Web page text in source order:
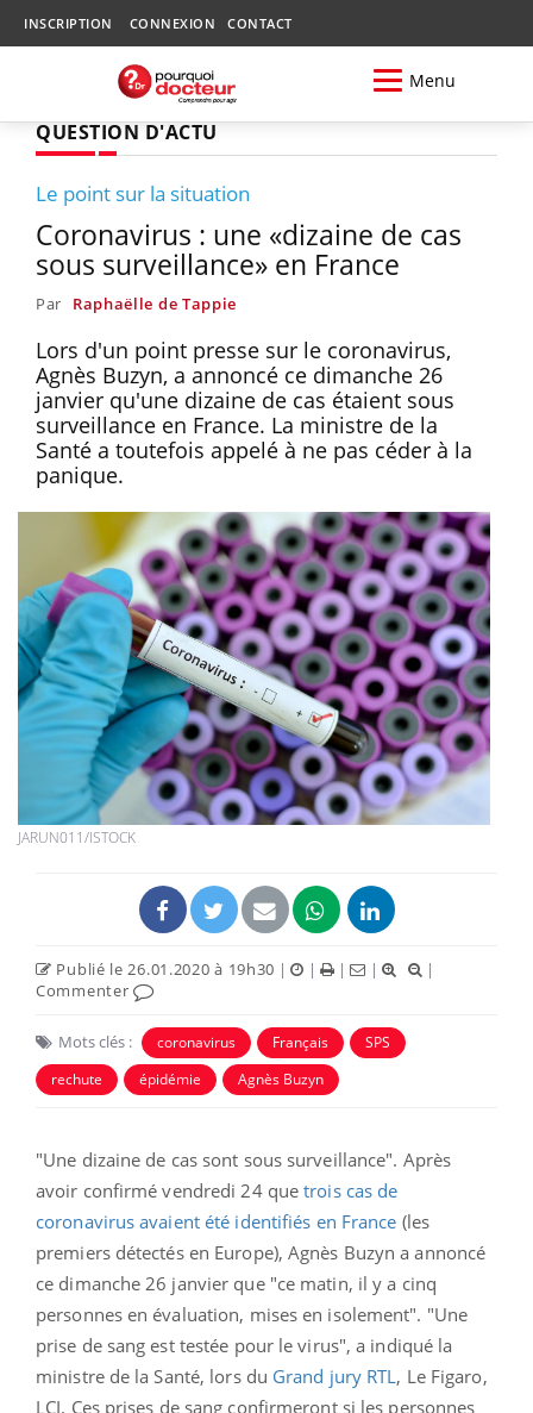
INSCRIPTION CONNEXION CONTACT
Menu
QUESTION D'ACTU
Le point sur la situation
Coronavirus : une «dizaine de cas
sous surveillance» en France
Par Raphaëlle de Tappie
Lors d'un point presse sur le coronavirus,
Agnès Buzyn, a annoncé ce dimanche 26
janvier qu'une dizaine de cas étaient sous
surveillance en France. La ministre de la
Santé a toutefois appelé à ne pas céder à la
panique.
JARUN011/ISTOCK
Publié le 26.01.2020 à 19h30 | | | |
|
Commenter
Mots clés : coronavirus Français
SPS
rechute
épidémie Agnès Buzyn
"Une dizaine de cas sont sous surveillance". Après
avoir confirmé vendredi 24 quetrois cas de
coronavirus avaient été identifiés en France (les
premiers détectés en Europe), Agnès Buzyn a annoncé
ce dimanche 26 janvier que "ce matin, il y a cinq
personnes en évaluation, mises en isolement". "Une
prise de sang est testée pour le virus", a indiqué la
ministre de la Santé, lors du Grand jury RTL, Le Figaro,
LCI. Ces prises de sang confirmeront si les personnes